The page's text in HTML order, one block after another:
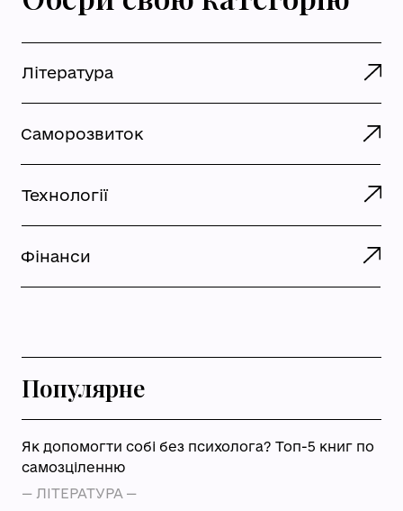
Література
Саморозвиток
Технології
Фінанси
Популярне
Як допомогти собі без психолога? Топ-5 книг по
самозціленню
— ЛІТЕРАТУРА —